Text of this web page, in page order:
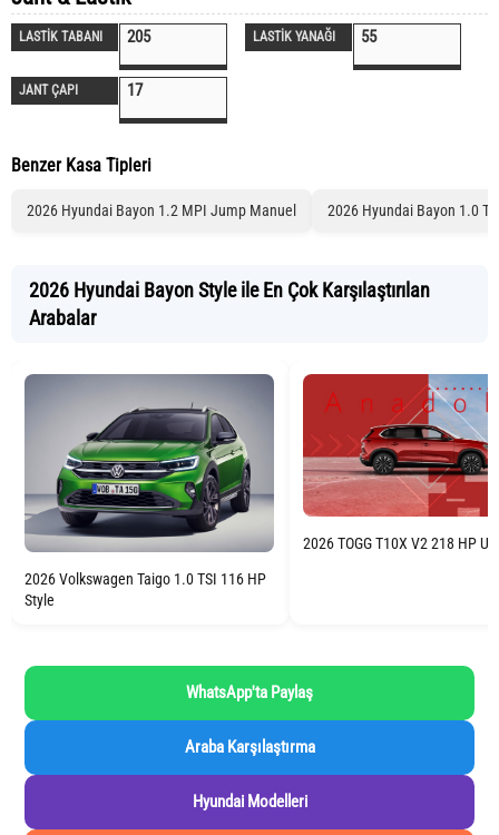
LASTİK TABANI 205 LASTİK YANAĞI 55
JANT ÇAPI 17
Benzer Kasa Tipleri
2026 Hyundai Bayon 1.2 MPI Jump Manuel 2026 Hyundai Bayon 1.0
2026 Hyundai Bayon Style ile En Çok Karşılaştırılan
Arabalar
2026 Volkswagen Taigo 1.0 TSI 116 HP
Style
2026 TOGG T10X V2 218 HP
WhatsApp'ta Paylaş
Araba Karşılaştırma
Hyundai Modelleri